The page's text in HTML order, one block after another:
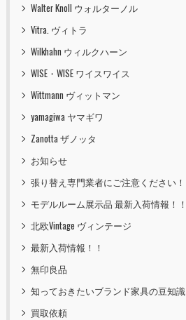
Walter Knoll ウォルターノル
Vitra. ヴィトラ
Wilkhahn ウィルクハーン
WISE・WISE ワイスワイス
Wittmann ヴィットマン
yamagiwa ヤマギワ
Zanotta ザノッタ
お知らせ
張り替え専門業者にご注意ください！
モデルルーム展示品 最新入荷情報！！
北欧Vintage ヴィンテージ
最新入荷情報！！
無印良品
知っておきたいブランド家具の豆知識
買取依頼